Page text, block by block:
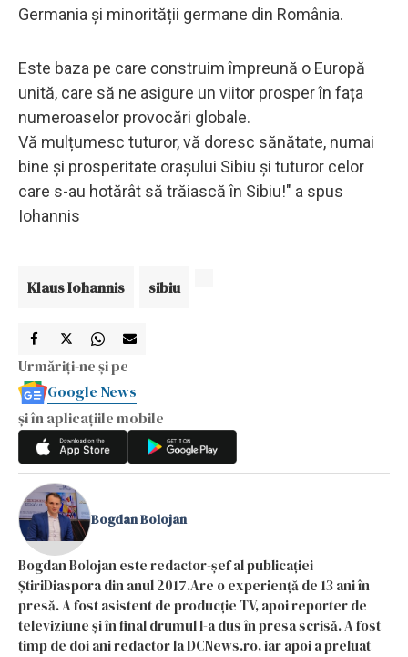
Germania și minorității germane din România.
Este baza pe care construim împreună o Europă
unită, care să ne asigure un viitor prosper în fața
numeroaselor provocări globale.
Vă mulțumesc tuturor, vă doresc sănătate, numai
bine și prosperitate orașului Sibiu și tuturor celor
care s-au hotărât să trăiască în Sibiu!" a spus
Iohannis
Klaus Iohannis sibiu
Urmăriți-ne și pe
Google News
și în aplicațiile mobile
Bogdan Bolojan
Bogdan Bolojan este redactor-șef al publicației
ȘtiriDiaspora din anul 2017.Are o experiență de 13 ani în
presă. A fost asistent de producție TV, apoi reporter de
televiziune și în final drumul l-a dus în presa scrisă. A fost
timp de doi ani redactor la DCNews.ro, iar apoi a preluat